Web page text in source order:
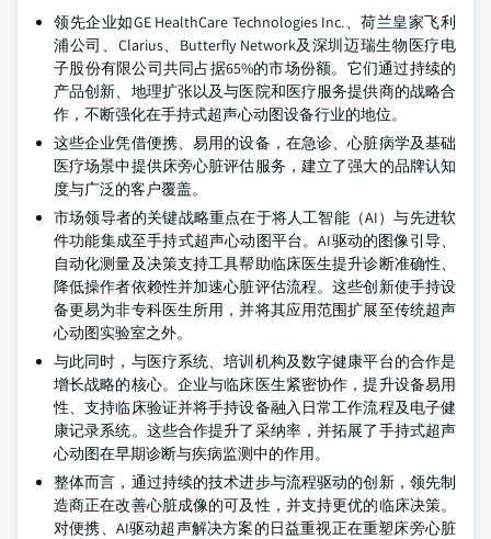
领先企业如GE HealthCare Technologies Inc.、荷兰皇家飞利
浦公司、Clarius、Butterfly Network及深圳迈瑞生物医疗电
子股份有限公司共同占据65%的市场份额。它们通过持续的
产品创新、地理扩张以及与医院和医疗服务提供商的战略合
作，不断强化在手持式超声心动图设备行业的地位。
这些企业凭借便携、易用的设备，在急诊、心脏病学及基础
医疗场景中提供床旁心脏评估服务，建立了强大的品牌认知
度与广泛的客户覆盖。
市场领导者的关键战略重点在于将人工智能（AI）与先进软
件功能集成至手持式超声心动图平台。AI驱动的图像引导、
自动化测量及决策支持工具帮助临床医生提升诊断准确性、
降低操作者依赖性并加速心脏评估流程。这些创新使手持设
备更易为非专科医生所用，并将其应用范围扩展至传统超声
心动图实验室之外。
与此同时，与医疗系统、培训机构及数字健康平台的合作是
增长战略的核心。企业与临床医生紧密协作，提升设备易用
性、支持临床验证并将手持设备融入日常工作流程及电子健
康记录系统。这些合作提升了采纳率，并拓展了手持式超声
心动图在早期诊断与疾病监测中的作用。
整体而言，通过持续的技术进步与流程驱动的创新，领先制
造商正在改善心脏成像的可及性，并支持更优的临床决策。
对便携、AI驱动超声解决方案的日益重视正在重塑床旁心脏